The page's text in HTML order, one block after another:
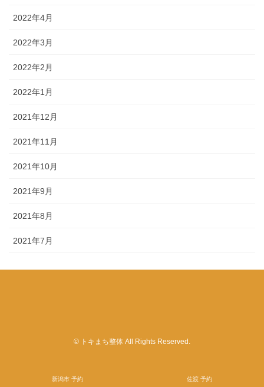
2022年4月
2022年3月
2022年2月
2022年1月
2021年12月
2021年11月
2021年10月
2021年9月
2021年8月
2021年7月
© トキまち整体 All Rights Reserved.
新潟市 予約 佐渡 予約